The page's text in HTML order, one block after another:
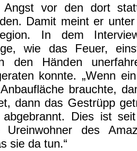
vor den dort
Damit meint er
In dem
wie das Feuer,
den Händen
konnte. „Wenn
brauchte,
dann das Gestrüpp
abgebrannt. Dies ist
des
sie da tun.“